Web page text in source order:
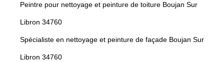
Peintre pour nettoyage et peinture de toiture Boujan Sur
Libron 34760
Spécialiste en nettoyage et peinture de façade Boujan Sur
Libron 34760